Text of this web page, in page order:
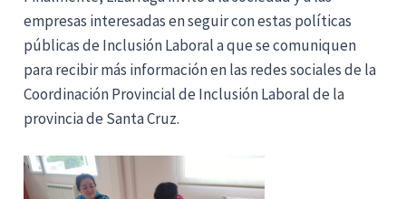
empresas interesadas en seguir con estas políticas
públicas de Inclusión Laboral a que se comuniquen
para recibir más información en las redes sociales de la
Coordinación Provincial de Inclusión Laboral de la
provincia de Santa Cruz.